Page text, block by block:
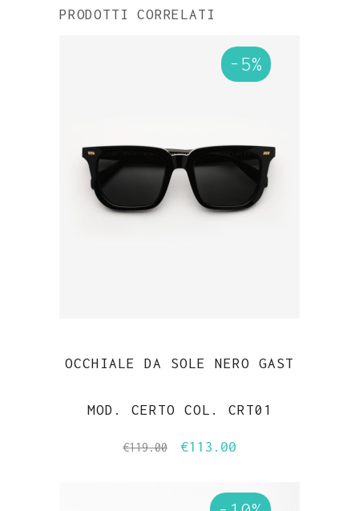
PRODOTTI CORRELATI
-5%
OCCHIALE DA SOLE NERO GAST
MOD. CERTO COL. CRT01
€119.00
Il
€113.00